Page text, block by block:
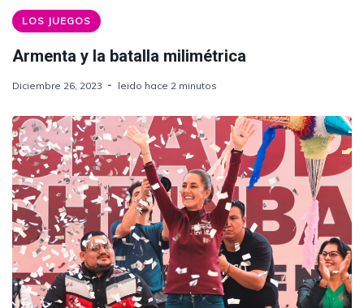
LOS JUEGOS
Armenta y la batalla milimétrica
Diciembre 26, 2023 leido hace 2 minutos